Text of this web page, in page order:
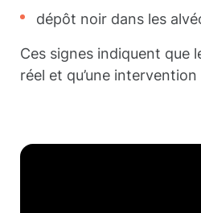
dépôt noir dans les
Ces signes indiquent que
réel et qu’une